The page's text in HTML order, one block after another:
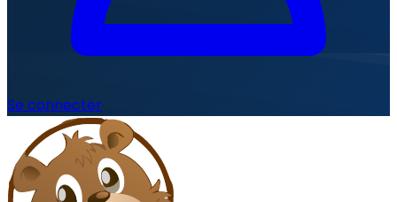
Se connecter